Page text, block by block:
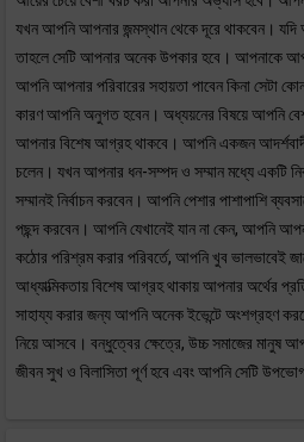
যখন আপনি আপনার জন্মস্থান থেকে দূরে থাকবেন।
তাহলে সেটি আপনার অনেক উপকার হবে। আপনাকে
আপনি আপনার পরিবারের সহায়তা পাবেন কিনা সেটা
কারণ আপনি অনুগত হবেন। অধ্যয়নের বিষয়ে আপনি বেশ
আপনার বিশেষ আগ্রহ থাকবে। আপনি একজন
চলেন। যখন আপনার ধন-সম্পদ ও সম্মান মধ্যে একটি
সম্মানই নির্বাচন করবেন। আপনি পেশার পাশাপাশি
পছন্দ করবেন। আপনি যেখানেই যান না কেন, আপনি
কঠোর পরিশ্রম করার পরিবর্তে, আপনি খুব ভালভাবেই
আধ্যাত্মিকতায় বিশেষ আগ্রহ থাকায় আপনার অর্থের
সাহায্য করার জন্য আপনি অনেক ইভেন্টে অংশগ্রহণ
নিয়ে আসবে। বন্ধুত্বের ক্ষেত্রে, উচ্চ সমাজের মানুষ
জীবন সুখ ও বিলাসিতা পূর্ণ হবে এবং আপনি সেটি